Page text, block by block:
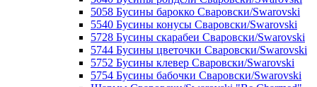
5058 Бусины барокко Сваровски/Swarovski
5540 Бусины конусы Сваровски/Swarovski
5728 Бусины скарабеи Сваровски/Swarovski
5744 Бусины цветочки Сваровски/Swarovski
5752 Бусины клевер Сваровски/Swarovski
5754 Бусины бабочки Сваровски/Swarovski